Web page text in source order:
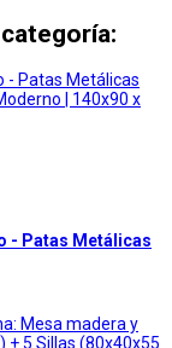
- Patas Metálicas